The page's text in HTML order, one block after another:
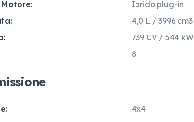
Ibrido plug-in
4,0 L / 3996 cm3
739 CV / 544 kW
8
4x4